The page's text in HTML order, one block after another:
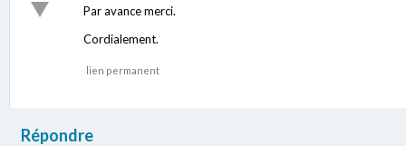
Par avance merci.
Cordialement.
lien permanent
Répondre